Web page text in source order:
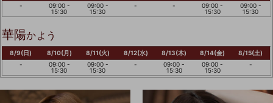
-
09:00 -
15:30
09:00 -
15:30
-
-
09:00 -
15:30
09:00 -
15:30
華陽かよう
8/9(日)
-
8/10(月)
09:00 -
15:30
8/11(火)
09:00 -
15:30
8/12(水)
-
8/13(木)
09:00 -
15:30
8/14(金)
09:00 -
15:30
8/15(土)
-